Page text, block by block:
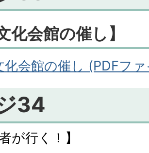
化会館の催し】
化会館の催し (PDFフ
34
が行く！】